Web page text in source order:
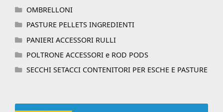
OMBRELLONI
PASTURE PELLETS INGREDIENTI
PANIERI ACCESSORI RULLI
POLTRONE ACCESSORI e ROD PODS
SECCHI SETACCI CONTENITORI PER ESCHE E PASTURE